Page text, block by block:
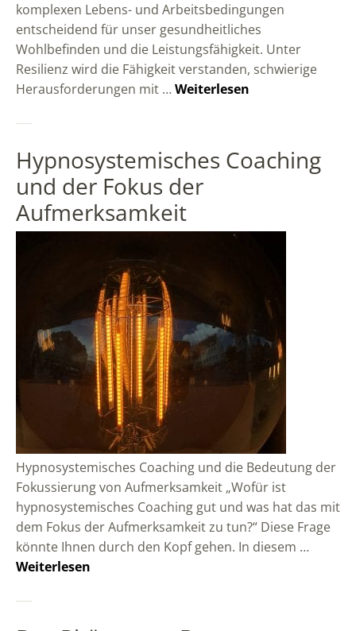
komplexen Lebens- und Arbeitsbedingungen
entscheidend für unser gesundheitliches
Wohlbefinden und die Leistungsfähigkeit. Unter
Resilienz wird die Fähigkeit verstanden, schwierige
Herausforderungen mit …Weiterlesen
Hypnosystemisches Coaching
und der Fokus der
Aufmerksamkeit
Hypnosystemisches Coaching und die Bedeutung der
Fokussierung von Aufmerksamkeit „Wofür ist
hypnosystemisches Coaching gut und was hat das mit
dem Fokus der Aufmerksamkeit zu tun?“ Diese Frage
könnte Ihnen durch den Kopf gehen. In diesem …
Weiterlesen